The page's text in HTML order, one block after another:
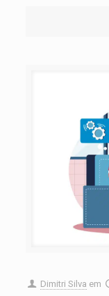
Dimitri Silva em